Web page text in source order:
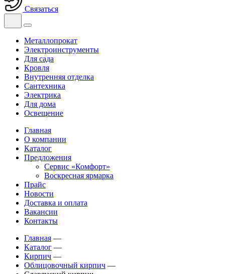
Связаться
Металлопрокат
Электроинструменты
Для сада
Кровля
Внутренняя отделка
Сантехника
Электрика
Для дома
Освещение
Главная
О компании
Каталог
Предложения
Сервис «Комфорт»
Воскресная ярмарка
Прайс
Новости
Доставка и оплата
Вакансии
Контакты
Главная —
Каталог —
Кирпич —
Облицовочный кирпич —